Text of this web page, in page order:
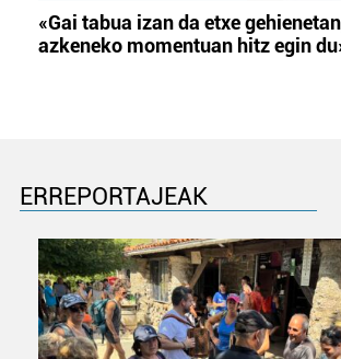
«Gai tabua izan da etxe
azkeneko momentuan hitz egin
ERREPORTAJEAK